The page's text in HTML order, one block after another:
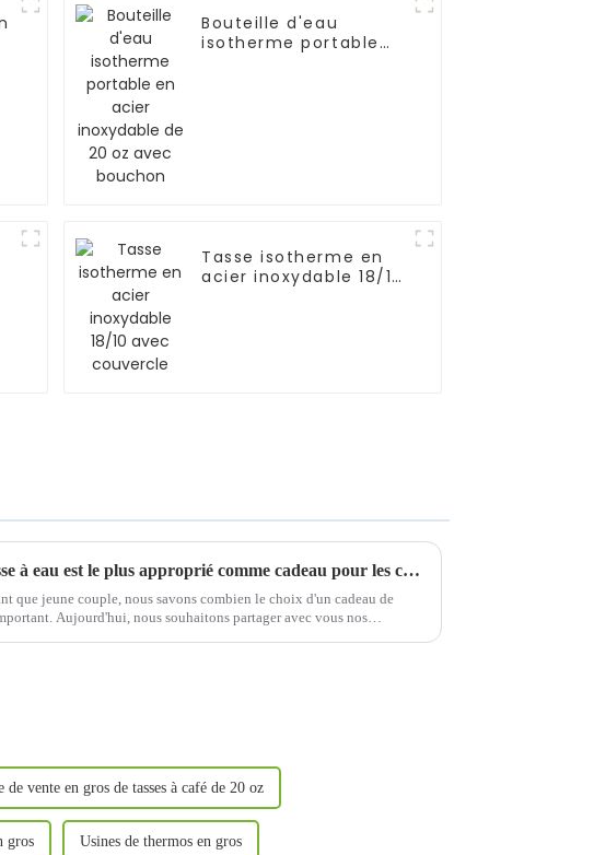
Bouteille d'eau
isotherme portable
Tasse isotherme en
acier inoxydable 18/10
Quel type de tasse à eau est le plus approprié comme cadeau pour les couples ?
que jeune couple, nous savons combien le choix d'un cadeau de
Aujourd'hui, nous souhaitons partager avec vous nos
de vente en gros de tasses à café de 20 oz
gros Usines de thermos en gros